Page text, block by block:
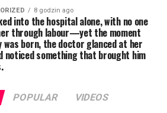
8 godzin ago
into the hospital alone, with no one
through labour—yet the moment
was born, the doctor glanced at her
noticed something that brought him
POPULAR VIDEOS